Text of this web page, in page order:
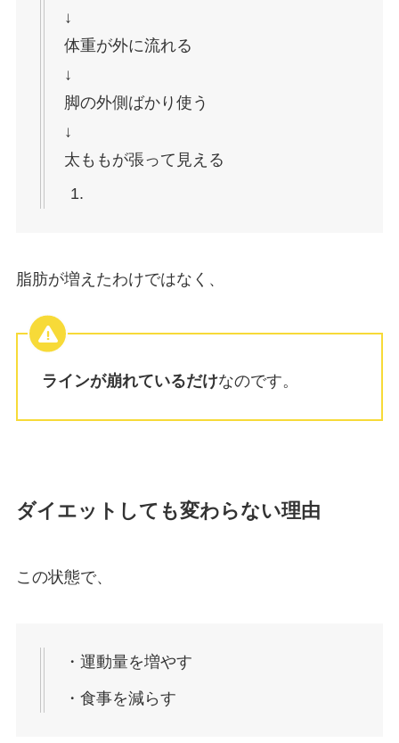
↓
体重が外に流れる
↓
脚の外側ばかり使う
↓
太ももが張って見える
脂肪が増えたわけではなく、
ラインが崩れているだけなのです。
ダイエットしても変わらない理由
この状態で、
・運動量を増やす
・食事を減らす